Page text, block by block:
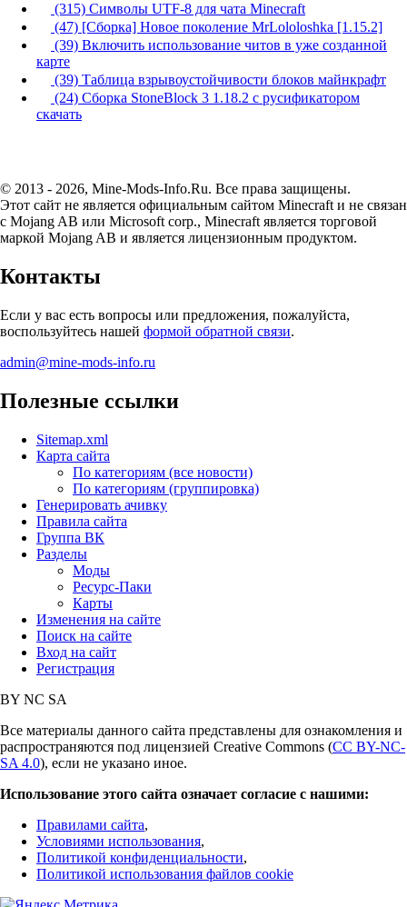
(315) Символы UTF-8 для чата Minecraft
(47) [Сборка] Новое поколение MrLololoshka [1.15.2]
(39) Включить использование читов в уже созданной
карте
(39) Таблица взрывоустойчивости блоков майнкрафт
(24) Сборка StoneBlock 3 1.18.2 с русификатором
скачать
© 2013 - 2026, Mine-Mods-Info.Ru. Все права защищены.
Этот сайт не является официальным сайтом Minecraft и не связан
с Mojang AB или Microsoft corp., Minecraft является торговой
маркой Mojang AB и является лицензионным продуктом.
Контакты
Если у вас есть вопросы или предложения, пожалуйста,
воспользуйтесь нашей формой обратной связи.
admin@mine-mods-info.ru
Полезные ссылки
Sitemap.xml
Карта сайта
По категориям (все новости)
По категориям (группировка)
Генерировать ачивку
Правила сайта
Группа ВК
Разделы
Моды
Ресурс-Паки
Карты
Изменения на сайте
Поиск на сайте
Вход на сайт
Регистрация
BY NC SA
Все материалы данного сайта представлены для ознакомления и
распространяются под лицензией Creative Commons (CC BY-NC-
SA 4.0), если не указано иное.
Использование этого сайта означает согласие с нашими:
Правилами сайта,
Условиями использования,
Политикой конфиденциальности,
Политикой использования файлов cookie